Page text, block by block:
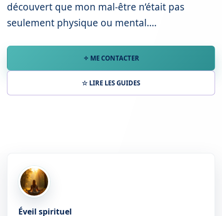
découvert que mon mal-être n’était pas
seulement physique ou mental....
✧ ME CONTACTER
☆ LIRE LES GUIDES
Éveil spirituel